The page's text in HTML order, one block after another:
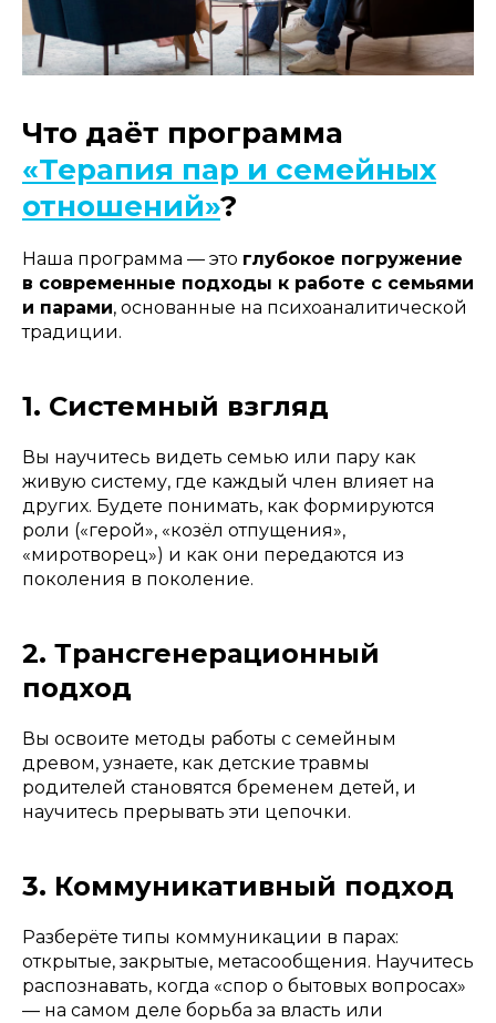
Что даёт программа
«Терапия пар и семейных
отношений»?
Наша программа — это глубокое погружение
в современные подходы к работе с семьями
и парами, основанные на психоаналитической
традиции.
1. Системный взгляд
Вы научитесь видеть семью или пару как
живую систему, где каждый член влияет на
других. Будете понимать, как формируются
роли («герой», «козёл отпущения»,
«миротворец») и как они передаются из
поколения в поколение.
2. Трансгенерационный
подход
Вы освоите методы работы с семейным
древом, узнаете, как детские травмы
родителей становятся бременем детей, и
научитесь прерывать эти цепочки.
3. Коммуникативный подход
Разберёте типы коммуникации в парах:
открытые, закрытые, метасообщения. Научитесь
распознавать, когда «спор о бытовых вопросах»
— на самом деле борьба за власть или